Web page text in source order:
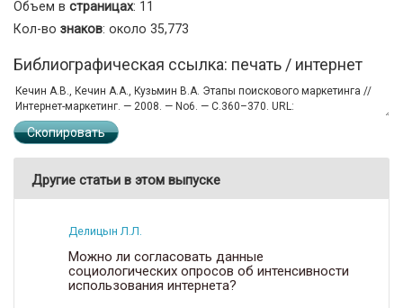
Объем в страницах: 11
Кол-во знаков: около 35,773
Библиографическая ссылка: печать / интернет
Скопировать
Другие статьи в этом выпуске
Делицын Л.Л.
Можно ли согласовать данные
социологических опросов об интенсивности
использования интернета?